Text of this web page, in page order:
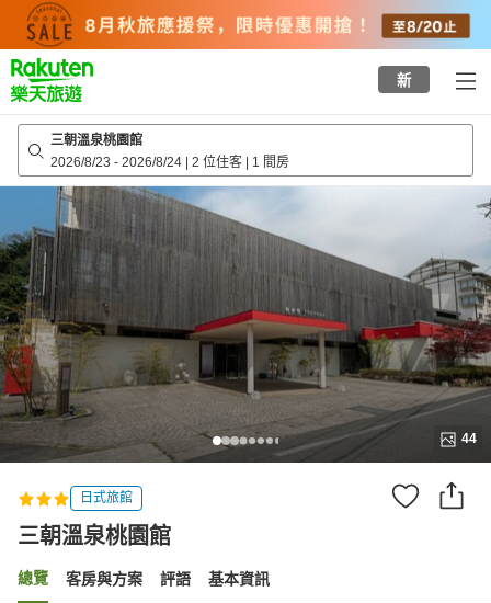
top
page
新
三朝溫泉桃園館
2026/8/23 - 2026/8/24 | 2 位住客 | 1 間房
44
日式旅館
三朝溫泉桃園館
總覽 客房與方案 評語 基本資訊